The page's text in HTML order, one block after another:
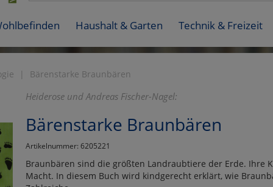
Haushalt & Garten Technik & Freizeit
Bärenstarke Braunbären
Heiderose und Andreas Fischer-Nagel:
Bärenstarke Braunbären
Artikelnummer: 6205221
Braunbären sind die größten Landraubtiere der Erde. Ihre
Macht. In diesem Buch wird kindgerecht erklärt, wie